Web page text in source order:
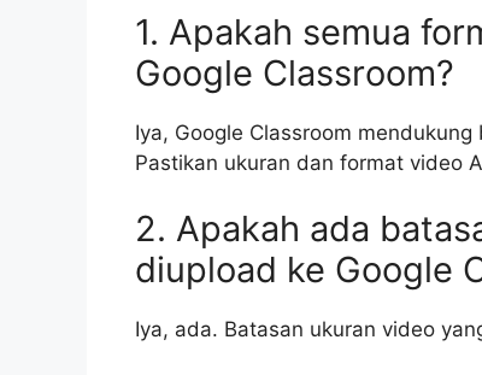
1. Apakah semua
Google Classroom?
Iya, Google Classroom
Pastikan ukuran dan format video
2. Apakah ada
diupload ke Google
Iya, ada. Batasan ukuran video